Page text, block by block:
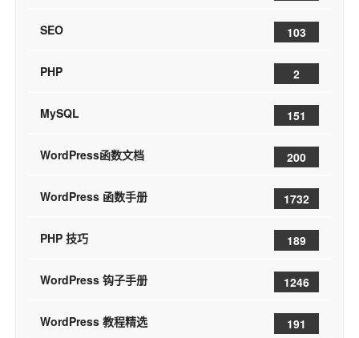
SEO 103
PHP 2
MySQL 151
WordPress函数文档 200
WordPress 函数手册 1732
PHP 技巧 189
WordPress 钩子手册 1246
WordPress 教程精选 191